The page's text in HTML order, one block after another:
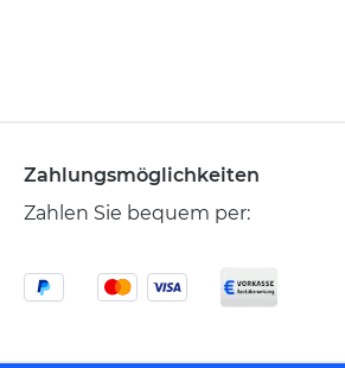
Zahlungsmöglichkeiten
Zahlen Sie bequem per: